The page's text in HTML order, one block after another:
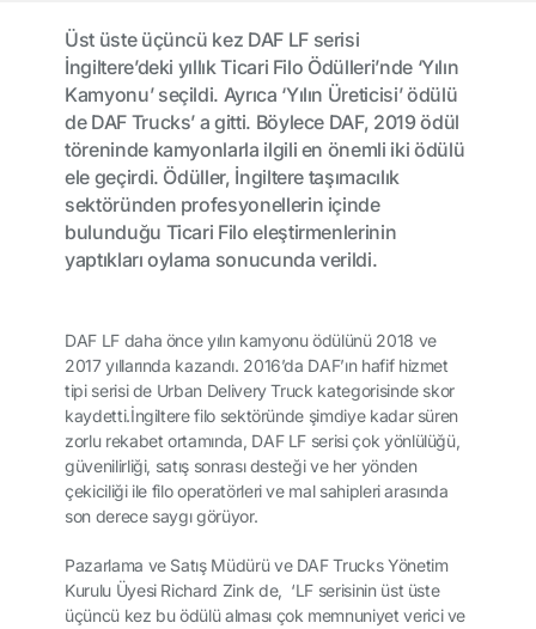
Üst üste üçüncü kez DAF LF serisi
İngiltere’deki yıllık Ticari Filo Ödülleri’nde ‘Yılın
Kamyonu’ seçildi. Ayrıca ‘Yılın Üreticisi’ ödülü
de DAF Trucks’ a gitti. Böylece DAF, 2019 ödül
töreninde kamyonlarla ilgili en önemli iki ödülü
ele geçirdi. Ödüller, İngiltere taşımacılık
sektöründen profesyonellerin içinde
bulunduğu Ticari Filo eleştirmenlerinin
yaptıkları oylama sonucunda verildi.
DAF LF daha önce yılın kamyonu ödülünü 2018 ve
2017 yıllarında kazandı. 2016’da DAF’ın hafif hizmet
tipi serisi de Urban Delivery Truck kategorisinde skor
kaydetti.İngiltere filo sektöründe şimdiye kadar süren
zorlu rekabet ortamında, DAF LF serisi çok yönlülüğü,
güvenilirliği, satış sonrası desteği ve her yönden
çekiciliği ile filo operatörleri ve mal sahipleri arasında
son derece saygı görüyor.
Pazarlama ve Satış Müdürü ve DAF Trucks Yönetim
Kurulu Üyesi Richard Zink de, ‘LF serisinin üst üste
üçüncü kez bu ödülü alması çok memnuniyet verici ve